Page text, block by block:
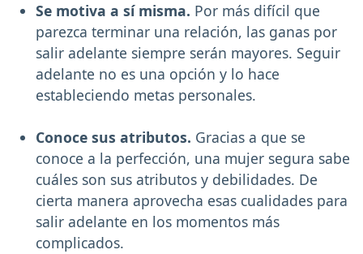
Se motiva a sí misma. Por más difícil que
parezca terminar una relación, las ganas por
salir adelante siempre serán mayores. Seguir
adelante no es una opción y lo hace
estableciendo metas personales.
Conoce sus atributos. Gracias a que se
conoce a la perfección, una mujer segura sabe
cuáles son sus atributos y debilidades. De
cierta manera aprovecha esas cualidades para
salir adelante en los momentos más
complicados.